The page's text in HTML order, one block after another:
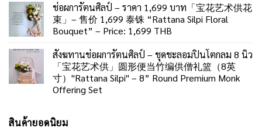
ช่อผการัตนศิลป์ – ราคา 1,699 บาท「宝花艺术供花
束」– 售价 1,699 泰铢 “Rattana Silpi Floral
Bouquet” – Price: 1,699 THB
สังฆทานช่อผการัตนศิลป์ – ชุดชะลอมปิ่นโตกลม 8 นิ้ว
「宝花艺术供」圆形便当竹编供僧礼篮（8英
寸）"Rattana Silpi" – 8” Round Premium Monk
Offering Set
สินค้ายอดนิยม